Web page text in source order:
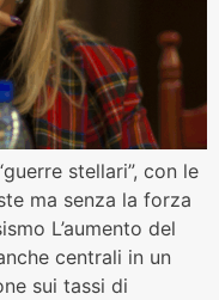
stellari”, con le
ma senza la forza
L’aumento del
centrali in un
sui tassi di